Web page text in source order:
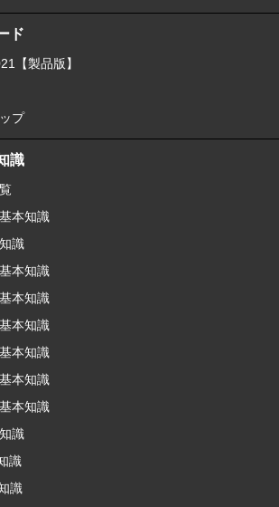
ド
【製品版】
プ
識
本知識
識
本知識
本知識
本知識
本知識
本知識
本知識
識
識
識